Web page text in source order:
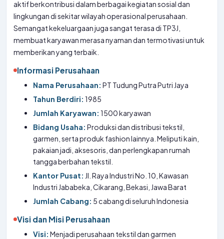
aktif berkontribusi dalam berbagai kegiatan sosial dan
lingkungan di sekitar wilayah operasional perusahaan.
Semangat kekeluargaan juga sangat terasa di TP3J,
membuat karyawan merasa nyaman dan termotivasi untuk
memberikan yang terbaik.
Informasi Perusahaan
Nama Perusahaan: PT Tudung Putra Putri Jaya
Tahun Berdiri: 1985
Jumlah Karyawan: 1500 karyawan
Bidang Usaha: Produksi dan distribusi tekstil,
garmen, serta produk fashion lainnya. Meliputi kain,
pakaian jadi, aksesoris, dan perlengkapan rumah
tangga berbahan tekstil.
Kantor Pusat: Jl. Raya Industri No. 10, Kawasan
Industri Jababeka, Cikarang, Bekasi, Jawa Barat
Jumlah Cabang: 5 cabang di seluruh Indonesia
Visi dan Misi Perusahaan
Visi: Menjadi perusahaan tekstil dan garmen